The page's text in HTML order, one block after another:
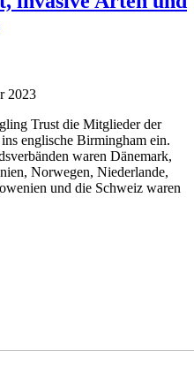
2023
Trust die Mitglieder der
englische Birmingham ein.
waren Dänemark,
Norwegen, Niederlande,
und die Schweiz waren